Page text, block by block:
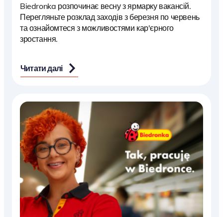
Biedronka розпочинає весну з ярмарку вакансій.
Перегляньте розклад заходів з березня по червень
та ознайомтеся з можливостями кар'єрного
зростання.
Читати далі